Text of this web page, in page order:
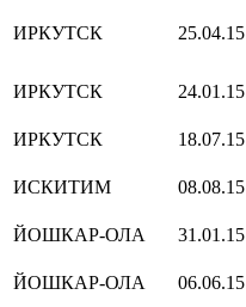
ИРКУТСК 25.04.15
ИРКУТСК 24.01.15
ИРКУТСК 18.07.15
ИСКИТИМ 08.08.15
ЙОШКАР-ОЛА 31.01.15
ЙОШКАР-ОЛА 06.06.15